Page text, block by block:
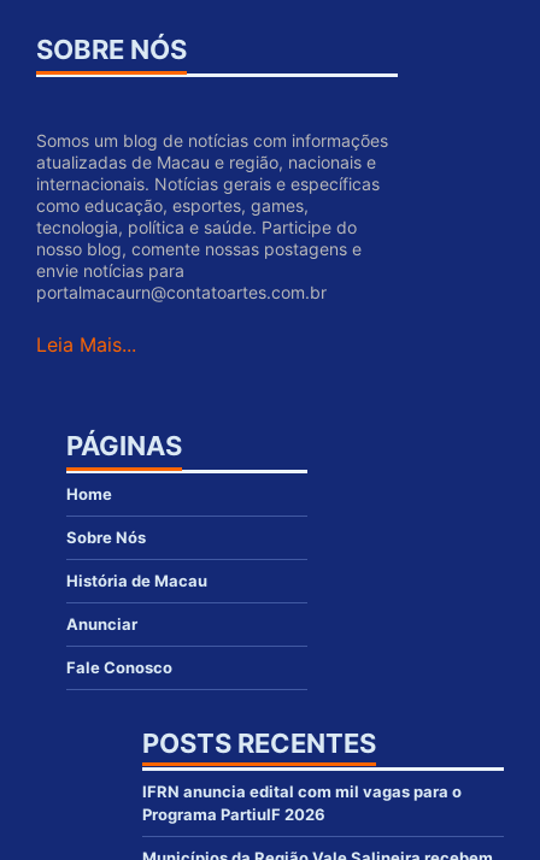
SOBRE NÓS
Somos um blog de notícias com informações
atualizadas de Macau e região, nacionais e
internacionais. Notícias gerais e específicas
como educação, esportes, games,
tecnologia, política e saúde. Participe do
nosso blog, comente nossas postagens e
envie notícias para
portalmacaurn@contatoartes.com.br
Leia Mais...
PÁGINAS
Home
Sobre Nós
História de Macau
Anunciar
Fale Conosco
POSTS RECENTES
IFRN anuncia edital com mil vagas para o
Programa PartiuIF 2026